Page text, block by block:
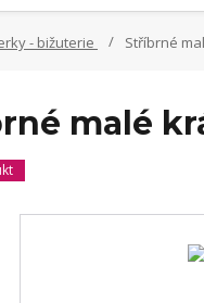
- bižuterie Stříbrné
malé